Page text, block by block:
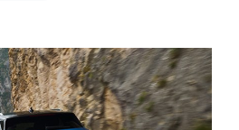
RESERVEDELE
OM OS